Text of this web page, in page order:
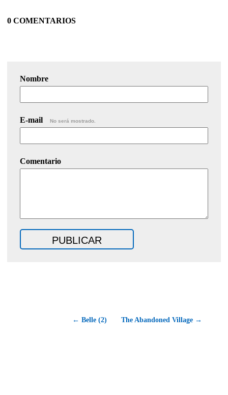
0 COMENTARIOS
Nombre
E-mail No será mostrado.
Comentario
← Belle (2) The Abandoned Village →